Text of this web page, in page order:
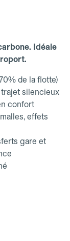
Idéale
de la flotte)
silencieux
confort
effets
gare et